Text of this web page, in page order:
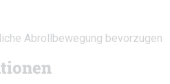
Abrollbewegung bevorzugen